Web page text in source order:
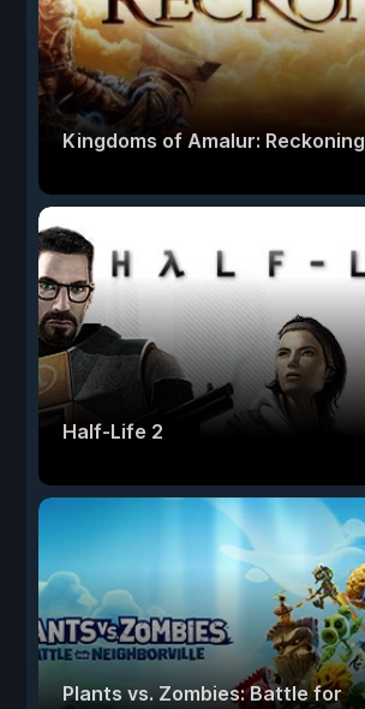
Kingdoms of Amalur: Reckoning
Half-Life 2
Plants vs. Zombies: Battle for